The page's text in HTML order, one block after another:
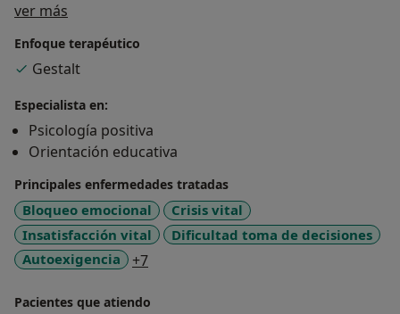
ver más
Enfoque terapéutico
Gestalt
Especialista en:
Psicología positiva
Orientación educativa
Principales enfermedades tratadas
Bloqueo emocional
Crisis vital
Insatisfacción vital
Dificultad toma de decisiones
Autoexigencia
+7a11y_sr_more_diseases
Pacientes que atiendo